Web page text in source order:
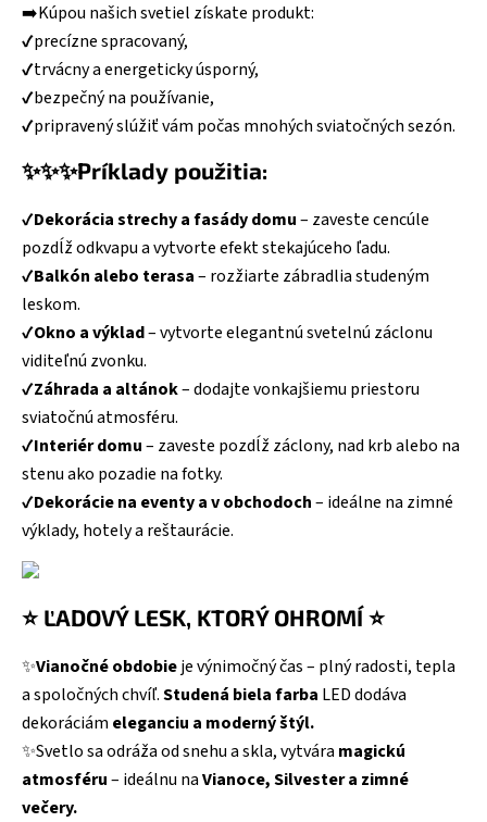
➡️Kúpou našich svetiel získate produkt:
✔️precízne spracovaný,
✔️trvácny a energeticky úsporný,
✔️bezpečný na používanie,
✔️pripravený slúžiť vám počas mnohých sviatočných sezón.
✨✨✨Príklady použitia:
✔️Dekorácia strechy a fasády domu– zaveste cencúle
pozdĺž odkvapu a vytvorte efekt stekajúceho ľadu.
✔️Balkón alebo terasa– rozžiarte zábradlia studeným
leskom.
✔️Okno a výklad– vytvorte elegantnú svetelnú záclonu
viditeľnú zvonku.
✔️Záhrada a altánok– dodajte vonkajšiemu priestoru
sviatočnú atmosféru.
✔️Interiér domu– zaveste pozdĺž záclony, nad krb alebo na
stenu ako pozadie na fotky.
✔️Dekorácie na eventy a v obchodoch– ideálne na zimné
výklady, hotely a reštaurácie.
⭐ ĽADOVÝ LESK, KTORÝ OHROMÍ ⭐
✨Vianočné obdobieje výnimočný čas – plný radosti, tepla
a spoločných chvíľ.Studená biela farba LED dodáva
dekoráciám eleganciu a moderný štýl.
✨Svetlo sa odráža od snehu a skla, vytvára magickú
atmosféru– ideálnu naVianoce, Silvester a zimné
večery.